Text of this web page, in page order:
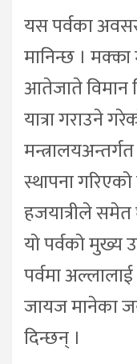
यस पर्वका
मानिन्छ ।
आतेजाते विमान
यात्रा गराउने
स्थापना
हजयात्रीले
यो पर्वको मुख्य
पर्वमा
जायज मानेका
दिन्छन् ।